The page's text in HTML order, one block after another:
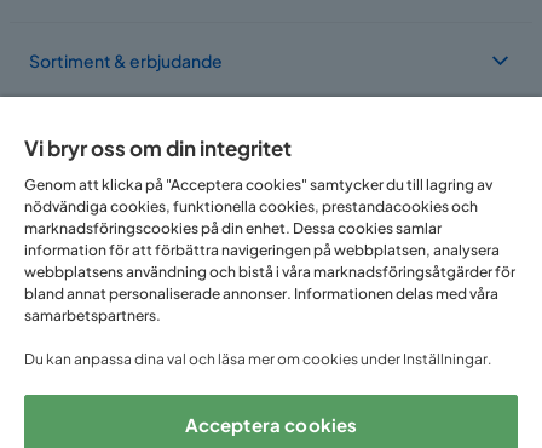
Sortiment & erbjudande
Vi finns i flera länder
Vi bryr oss om din integritet
Genom att klicka på "Acceptera cookies" samtycker du till lagring av
nödvändiga cookies, funktionella cookies, prestandacookies och
marknadsföringscookies på din enhet. Dessa cookies samlar
information för att förbättra navigeringen på webbplatsen, analysera
webbplatsens användning och bistå i våra marknadsföringsåtgärder för
bland annat personaliserade annonser. Informationen delas med våra
samarbetspartners.
Du kan anpassa dina val och läsa mer om cookies under Inställningar.
Acceptera cookies